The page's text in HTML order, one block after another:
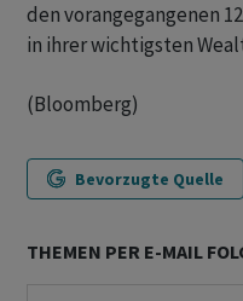
den vorangegangenen
in ihrer wichtigsten
(Bloomberg)
Bevorzugte Quelle
THEMEN PER E-MAIL